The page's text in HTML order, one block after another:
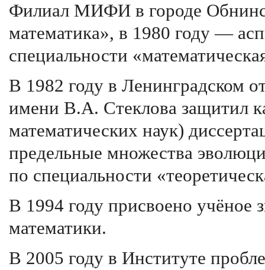
Филиал МИФИ в городе
математика», в 1980 году —
специальности
В 1982 году в Ленинградском
имени В.А. Стеклова защитил
математических наук)
предельные множества
по специальности
В 1994 году присвоено учёное
математики.
В 2005 году в Институте